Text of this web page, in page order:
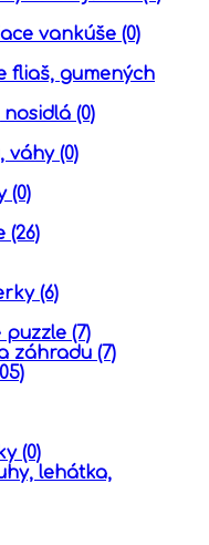
vankúše (0)
fliaš, gumených
nosidlá (0)
váhy (0)
(0)
(26)
(6)
puzzle (7)
záhradu (7)
(0)
lehátka,